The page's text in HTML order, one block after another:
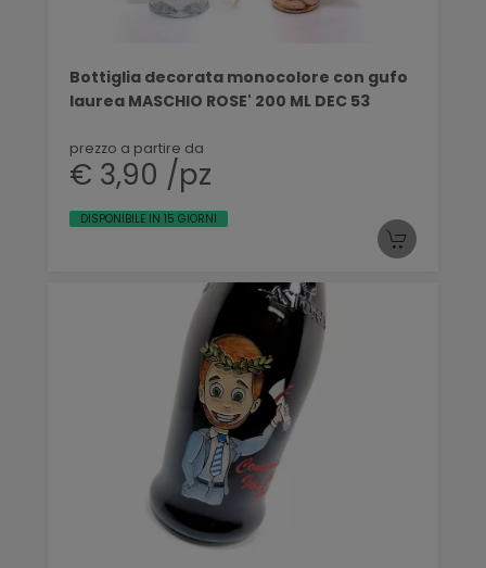
Bottiglia decorata monocolore con gufo
laurea MASCHIO ROSE' 200 ML DEC 53
prezzo a partire da
€ 3,90 /pz
DISPONIBILE IN 15 GIORNI